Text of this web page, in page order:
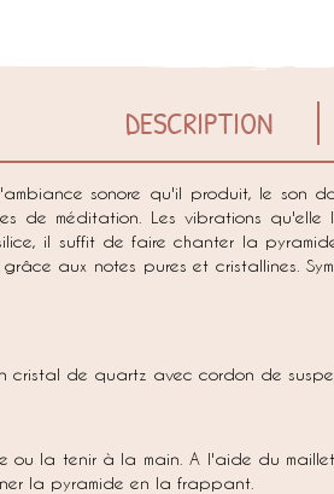
DESCRIPTION
sonore qu'il produit, le son
de méditation. Les vibrations
il suffit de faire chanter la
aux notes pures et cristallines.
cristal de quartz avec cordon de
ou la tenir à la main. A l'aide du
la pyramide en la frappant.